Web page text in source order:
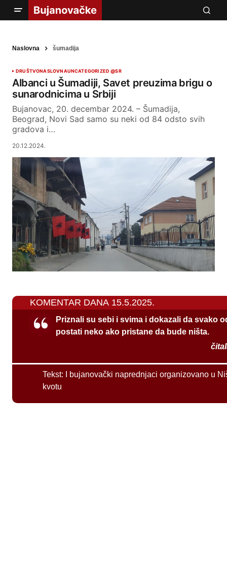
Naslovna šumadija
DRUŠTVONASLOVNAUNCATEGORIZED @SR
Albanci u Šumadiji, Savet preuzima brigu o
sunarodnicima u Srbiji
Bujanovac, 20. decembar 2024. – Šumadija,
Beograd, Novi Sad samo su neki od 84 odsto svih
gradova i…
20.12.2024.
KOMENTAR DANA 15.5.2025.
Priznali su sebi i svima i dokazali da svako
postati neko ako pristane da bude ništa.
Tekst:
I bujanovački naprednjaci organizovano u
kvotu